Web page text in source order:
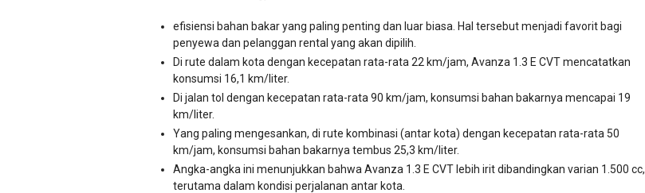
efisiensi bahan bakar yang paling penting dan luar biasa. Hal tersebut menjadi favorit bagi
penyewa dan pelanggan rental yang akan dipilih.
Di rute dalam kota dengan kecepatan rata-rata 22 km/jam, Avanza 1.3 E CVT mencatatkan
konsumsi 16,1 km/liter.
Di jalan tol dengan kecepatan rata-rata 90 km/jam, konsumsi bahan bakarnya mencapai 19
km/liter.
Yang paling mengesankan, di rute kombinasi (antar kota) dengan kecepatan rata-rata 50
km/jam, konsumsi bahan bakarnya tembus 25,3 km/liter.
Angka-angka ini menunjukkan bahwa Avanza 1.3 E CVT lebih irit dibandingkan varian 1.500 cc,
terutama dalam kondisi perjalanan antar kota.